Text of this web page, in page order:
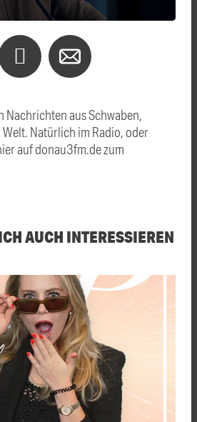
Nachrichten aus Schwaben,
Natürlich im Radio, oder
auf donau3fm.de zum
AUCH INTERESSIEREN